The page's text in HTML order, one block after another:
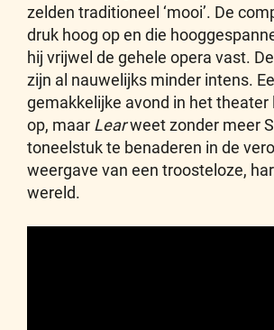
zelden traditioneel ‘mooi’. De
druk hoog op en die
hij vrijwel de gehele opera vast.
zijn al nauwelijks minder intens.
gemakkelijke avond in het
op, maar Learweet zonder meer
toneelstuk te benaderen in de
weergave van een troosteloze,
wereld.